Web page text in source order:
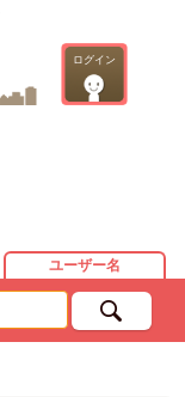
ログイン
ユーザー名